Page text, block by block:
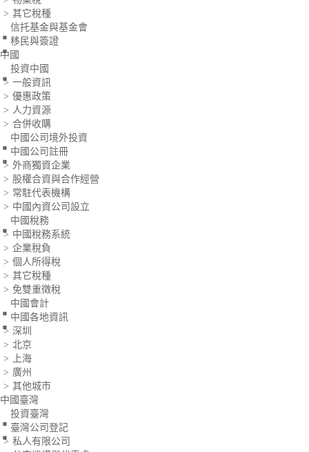
> 其它稅種
.信托基金與基金會
.移民與簽證
中國
.投資中國
> 一般資訊
> 優惠政策
> 人力資源
> 合併收購
. 中國公司境外投資
. 中國公司註冊
> 外商獨資企業
> 股權合資與合作經營
> 常駐代表機構
> 中國內資公司設立
. 中國稅務
> 中國稅務系統
> 企業稅負
> 個人所得稅
> 其它稅種
> 免雙重徵稅
. 中國會計
. 中國各地資訊
> 深圳
> 北京
> 上海
> 廣州
> 其他城市
中國臺灣
.投資臺灣
. 臺灣公司登記
> 私人有限公司